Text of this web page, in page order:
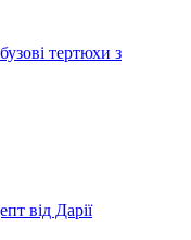
тертюхи з
від Дарії